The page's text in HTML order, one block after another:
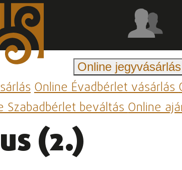
Online jegyvásárlás
Online Évadbérlet vásárlás
Szabadbérlet beváltásOnline
(2.)